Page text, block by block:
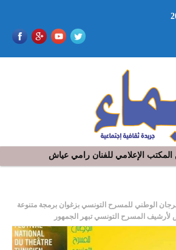
الإعلامي للفنان رامي عياش
الدولي: رؤوف ماهر يتالق و يشد الجمهور
الوطني للمسرح التونسي بزغوان برمجة متنوعة
المسرح التونسي تبهر الجمهور